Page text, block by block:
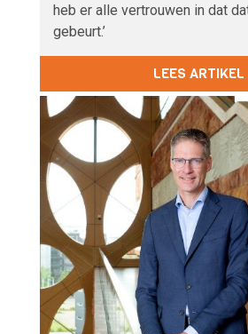
heb er alle vertrouwen in dat
gebeurt.’
LEES ARTIKEL